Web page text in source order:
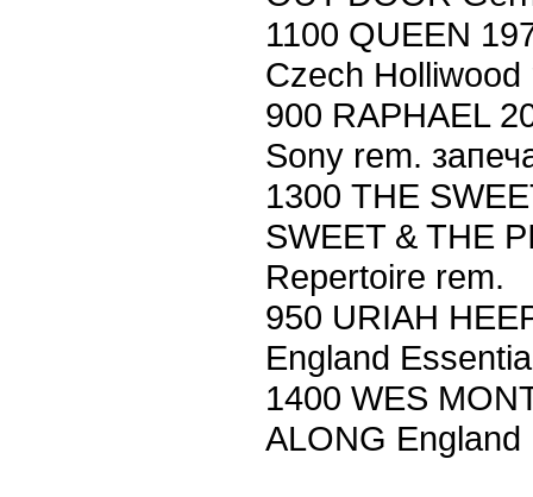
1100 QUEEN
Czech Holliwood
900 RAPHAEL
Sony rem.
1300 THE
SWEET & THE
Repertoire rem.
950 URIAH
England
1400 WES
ALONG England